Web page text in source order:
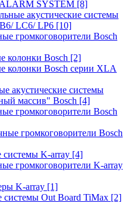
SYSTEM [8]
акустические системы
LC6/ LP6 [10]
громкоговорители Bosch
колонки Bosch [2]
колонки Bosch серии XLA
акустические системы
массив" Bosch [4]
громкоговорители Bosch
громкоговорители Bosch
системы K-array [4]
громкоговорители K-array
K-array [1]
Out Board TiMax [2]